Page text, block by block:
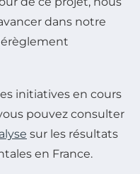
dans notre
initiatives en cours
pouvez consulter
sur les résultats
en France.